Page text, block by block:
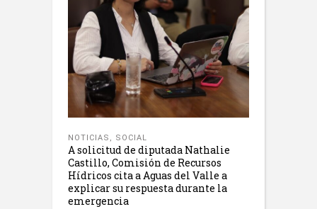
NOTICIAS , SOCIAL
A solicitud de diputada Nathalie
Castillo, Comisión de Recursos
Hídricos cita a Aguas del Valle a
explicar su respuesta durante la
emergencia